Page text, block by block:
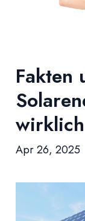
Fakten
Apr 26, 2025